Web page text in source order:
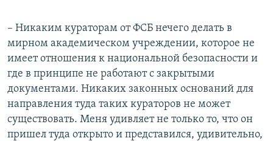
– Никаким кураторам от ФСБ нечего делать в
мирном академическом учреждении, которое не
имеет отношения к национальной безопасности и
где в принципе не работают с закрытыми
документами. Никаких законных оснований для
направления туда таких кураторов не может
существовать. Меня удивляет не только то, что он
пришел туда открыто и представился, удивительно,